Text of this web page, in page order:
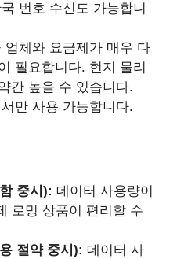
번호 수신도 가능합니
업체와 요금제가 매우 다
필요합니다. 현지 물리
간 높을 수 있습니다.
만 사용 가능합니다.
중시): 데이터 사용량이
로밍 상품이 편리할 수
절약 중시): 데이터 사